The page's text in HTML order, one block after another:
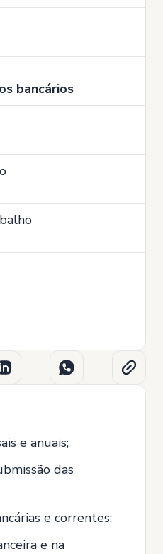
bancários
e anuais;
das
e correntes;
e na